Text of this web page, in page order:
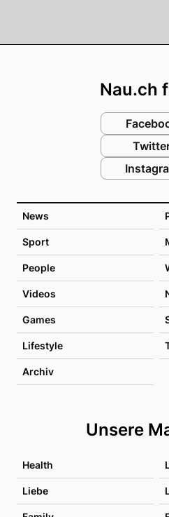
News
Sport
People
Videos
Games
Lifestyle
Archiv
Unsere
Health
Liebe
Nau.ch